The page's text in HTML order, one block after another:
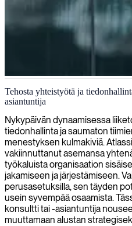
Confluence käyttöönotto ja
Tarjoamme Confluence-
yhteistyö tehostuisi,
potentiaali saataisiin käyttöön.
Tehosta yhteistyötä ja
asiantuntija
Nykypäivän dynaamisessa
tiedonhallinta ja saumaton
menestyksen kulmakiviä.
vakiinnuttanut asemansa
työkaluista organisaation
jakamiseen ja järjestämiseen.
perusasetuksilla, sen täyden
usein syvempää osaamista.
konsultti tai -asiantuntija
muuttamaan alustan